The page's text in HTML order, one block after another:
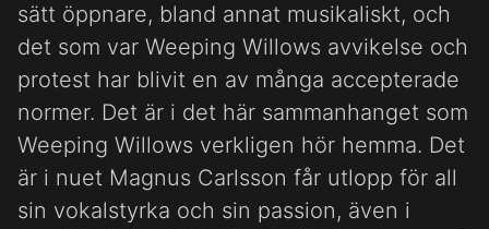
sätt öppnare, bland annat musikaliskt, och
det som var Weeping Willows avvikelse och
protest har blivit en av många accepterade
normer. Det är i det här sammanhanget som
Weeping Willows verkligen hör hemma. Det
är i nuet Magnus Carlsson får utlopp för all
sin vokalstyrka och sin passion, även i